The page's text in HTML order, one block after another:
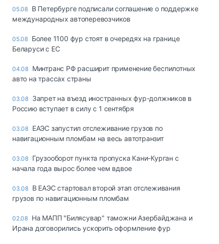
05.08 В Петербурге подписали соглашение о поддержке
международных автоперевозчиков
05.08 Более 1100 фур стоят в очередях на границе
Беларуси с ЕС
04.08 Минтранс РФ расширит применение беспилотных
авто на трассах страны
03.08 Запрет на въезд иностранных фур-должников в
Россию вступает в силу с 1 сентября
03.08 ЕАЭС запустил отслеживание грузов по
навигационным пломбам на весь автотранзит
03.08 Грузооборот пункта пропуска Кани-Курган с
начала года вырос более чем вдвое
03.08 В ЕАЭС стартовал второй этап отслеживания
грузов по навигационным пломбам
02.08 На МАПП "Билясувар" таможни Азербайджана и
Ирана договорились ускорить оформление фур